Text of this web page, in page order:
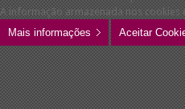
A informação armazenada nos cookies
Mais informações
Aceitar